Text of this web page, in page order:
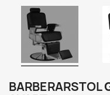
BARBERARSTOL